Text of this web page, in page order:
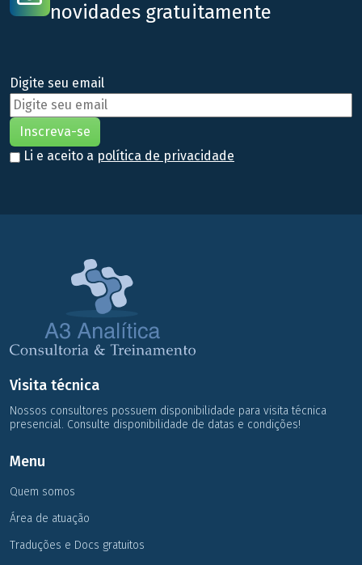
novidades gratuitamente
Digite seu email
Li e aceito a política de privacidade
Visita técnica
Nossos consultores possuem disponibilidade para visita técnica
presencial. Consulte disponibilidade de datas e condições!
Menu
Quem somos
Área de atuação
Traduções e Docs gratuitos